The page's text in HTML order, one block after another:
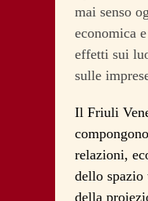
mai senso
economica
effetti sui
sulle
Il Friuli
relazioni,
dello
della